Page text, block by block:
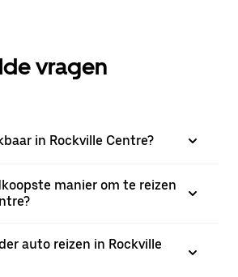
vragen
in Rockville Centre?
manier om te reizen
auto reizen in Rockville